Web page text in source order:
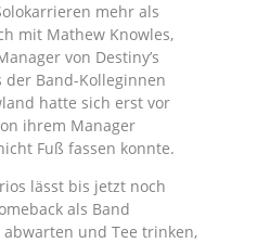
mehr als
mit Mathew Knowles,
von Destiny’s
der Band-Kolleginnen
hatte sich erst vor
ihrem Manager
Fuß fassen konnte.
lässt bis jetzt noch
als Band
und Tee trinken,